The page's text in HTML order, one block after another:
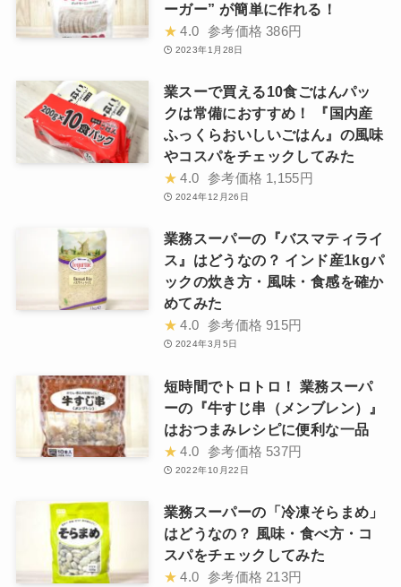
ーガー” が簡単に作れる！
★ 4.0 参考価格 386円
2023年1月28日
業スーで買える10食ごはんパッ
クは常備におすすめ！ 『国内産
ふっくらおいしいごはん』の風味
やコスパをチェックしてみた
★ 4.0 参考価格 1,155円
2024年12月26日
業務スーパーの『バスマティライ
ス』はどうなの？ インド産1kgパ
ックの炊き方・風味・食感を確か
めてみた
★ 4.0 参考価格 915円
2024年3月5日
短時間でトロトロ！ 業務スーパ
ーの『牛すじ串（メンブレン）』
はおつまみレシピに便利な一品
★ 4.0 参考価格 537円
2022年10月22日
業務スーパーの「冷凍そらまめ」
はどうなの？ 風味・食べ方・コ
スパをチェックしてみた
★ 4.0 参考価格 213円